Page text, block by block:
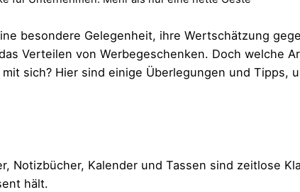
besondere Gelegenheit, ihre Wertschätzung
Verteilen von Werbegeschenken. Doch welche
sich? Hier sind einige Überlegungen und Tipps,
Notizbücher, Kalender und Tassen sind zeitlose
hält.